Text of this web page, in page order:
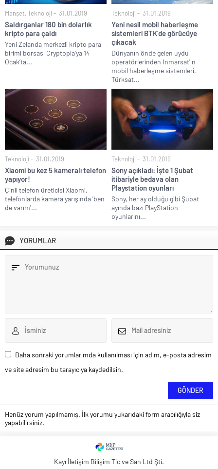
Manşet, Teknoloji 31.01.2019
Saldırganlar 180 bin dolarlık
kripto para çaldı
Yeni Zelanda merkezli kripto para
birimi borsası Cryptopia’ya 14
Ocak’ta...
Teknoloji 31.01.2019
Yeni nesil mobil haberleşme
sistemleri BTK’de görücüye
çıkacak
Dünyanın önde gelen uydu
operatörlerinden Inmarsat'ın
mobil haberleşme sistemleri,
Türksat...
Teknoloji 31.01.2019
Xiaomi bu kez 5 kameralı telefon
yapıyor!
Çinli telefon üreticisi Xiaomi,
telefonlarda kamera yarışında 'ben
de varım'...
Teknoloji 31.01.2019
Sony açıkladı: İşte 1 Şubat
itibariyle bedava olan
Playstation oyunları
Sony, her ay olduğu gibi Şubat
ayında bazı PlayStation
oyunlarını...
YORUMLAR
Daha sonraki yorumlarımda kullanılması için adım, e-posta adresim
ve site adresim bu tarayıcıya kaydedilsin.
Henüz yorum yapılmamış. İlk yorumu yukarıdaki form aracılığıyla siz
yapabilirsiniz.
Kayı İletişim Bilişim Tic ve San Ltd Şti.